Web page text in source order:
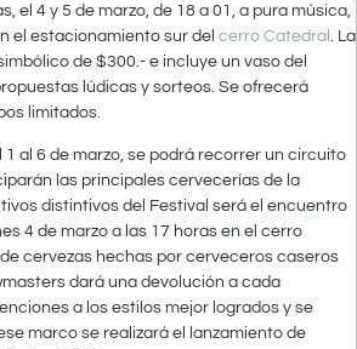
el 4 y 5 de marzo, de 18 a 01, a pura música,
el estacionamiento sur del cerro Catedral
. La
de $300.- e incluye un vaso del
lúdicas y sorteos. Se ofrecerá
limitados.
1 al 6 de marzo, se podrá recorrer un circuito
las principales cervecerías de la
distintivos del Festival será el encuentro
4 de marzo a las 17 horas en el cerro
cervezas hechas por cerveceros caseros
dará una devolución a cada
a los estilos mejor logrados y se
marco se realizará el lanzamiento de